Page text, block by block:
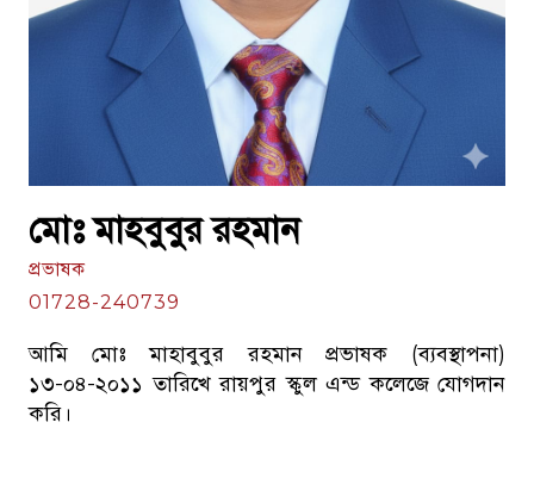
মোঃ মাহবুবুর রহমান
প্রভাষক
01728-240739
আমি মোঃ মাহাবুবুর রহমান প্রভাষক (ব্যবস্থাপনা)
১৩-০৪-২০১১ তারিখে রায়পুর স্কুল এন্ড কলেজে যোগদান
করি।